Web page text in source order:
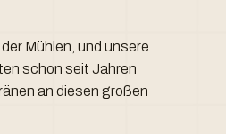
Mühlen, und unsere
schon seit Jahren
an diesen großen